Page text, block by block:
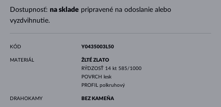
Dostupnosť: na sklade pripravené na odoslanie alebo
vyzdvihnutie.
KÓD Y0435003L50
MATERIÁL
ŽLTÉ ZLATO
RÝDZOSŤ 14 kt 585/1000
POVRCH
lesk
PROFIL polkruhový
DRAHOKAMY BEZ KAMEŇA